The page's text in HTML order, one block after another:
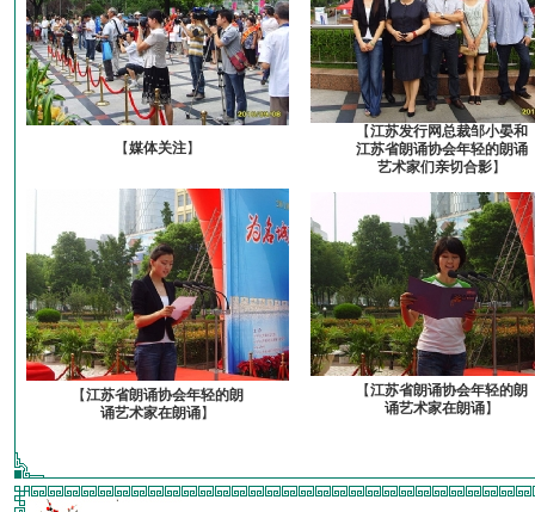
【媒体关注】
【江苏发行网总裁邹小晏和
江苏省朗诵协会年轻的朗诵
艺术家们亲切合影】
【江苏省朗诵协会年轻的朗
诵艺术家在朗诵】
【江苏省朗诵协会年轻的朗
诵艺术家在朗诵】